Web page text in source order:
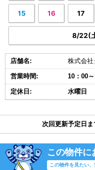
15 16 17
8/22(
店舗名: 株式会
営業時間: 10：00
定休日: 水曜日
次回更新予定日ま
この物件に
この物件を見たい